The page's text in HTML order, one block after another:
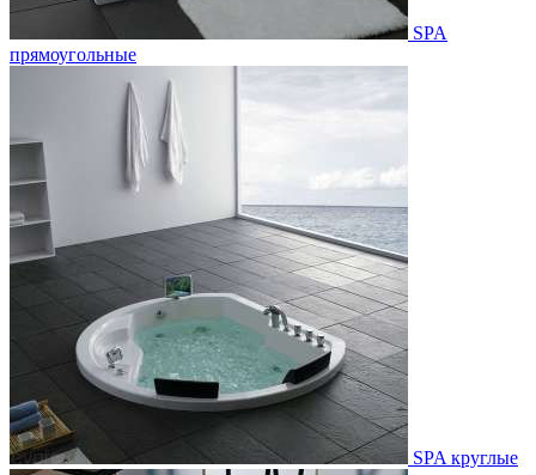
SPA
прямоугольные
SPA круглые